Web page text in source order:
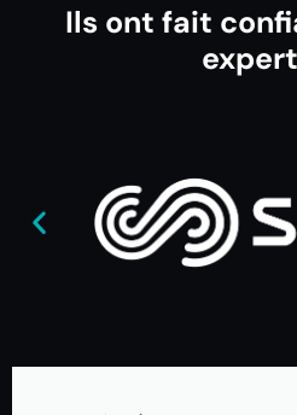
Ils ont fait